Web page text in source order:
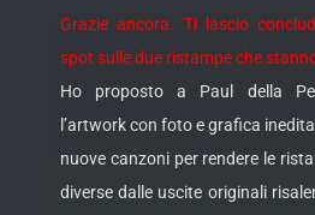
Grazie ancora. Ti lascio
spot sulle due ristampe che
Ho proposto a Paul della
l’artwork con foto e grafica
nuove canzoni per rendere le
diverse dalle uscite originali